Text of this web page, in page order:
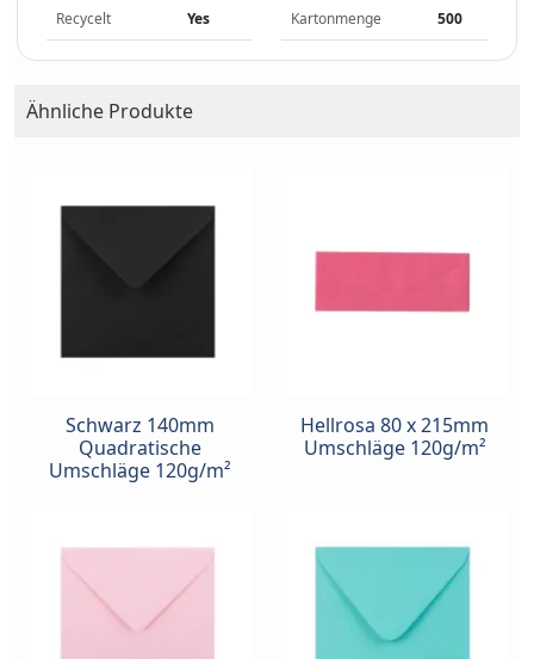
Recycelt Yes Kartonmenge 500
Ähnliche Produkte
Schwarz 140mm
Quadratische
Umschläge 120g/m²
Hellrosa 80 x 215mm
Umschläge 120g/m²